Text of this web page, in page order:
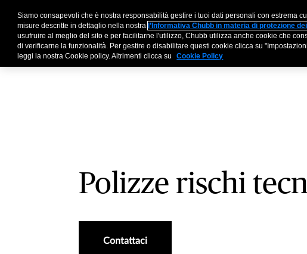
AziendeBrokerPartner
Polizze rischi
Contattaci
Siamo consapevoli che è nostra responsabilità gestire i tuoi dati personali con estrema
misure descritte in dettaglio nella nostra l’Informativa Chubb in materia di protezione
usufruire al meglio del sito e per facilitarne l'utilizzo, Chubb utilizza anche cookie che
di verificarne la funzionalità. Per gestire o disabilitare questi cookie clicca su
leggi la nostra Cookie policy. Altrimenti clicca su
Cookie Policy